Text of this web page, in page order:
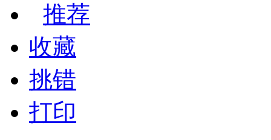
推荐
收藏
挑错
打印